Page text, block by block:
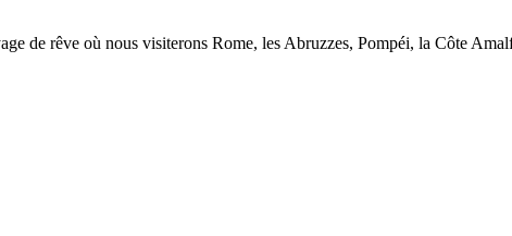
de rêve où nous visiterons Rome, les Abruzzes, Pompéi, la Côte